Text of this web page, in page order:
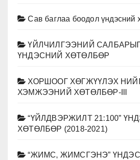
Сав баглаа боодол үндэсний
ҮЙЛЧИЛГЭЭНИЙ
ҮНДЭСНИЙ ХӨТӨЛБӨР
ХОРШООГ ХӨГЖҮҮЛЭХ
ХЭМЖЭЭНИЙ ХӨТӨЛБӨР-III
“ҮЙЛДВЭРЖИЛТ 21:100”
ХӨТӨЛБӨР (2018-2021)
“ЖИМС, ЖИМСГЭНЭ”